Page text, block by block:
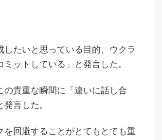
たいと思っている目的、ウクラ
ットしている」と発言した。
の貴重な瞬間に「違いに話し合
言した。
を回避することがとてもとても重